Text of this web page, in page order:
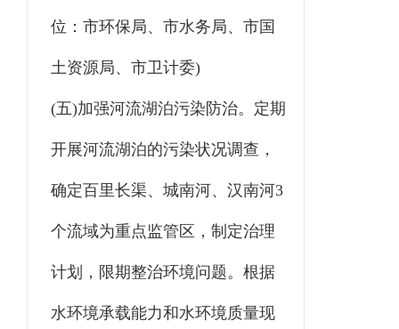
位：市环保局、市水务局、市国
土资源局、市卫计委)
(五)加强河流湖泊污染防治。定期
开展河流湖泊的污染状况调查，
确定百里长渠、城南河、汉南河3
个流域为重点监管区，制定治理
计划，限期整治环境问题。根据
水环境承载能力和水环境质量现